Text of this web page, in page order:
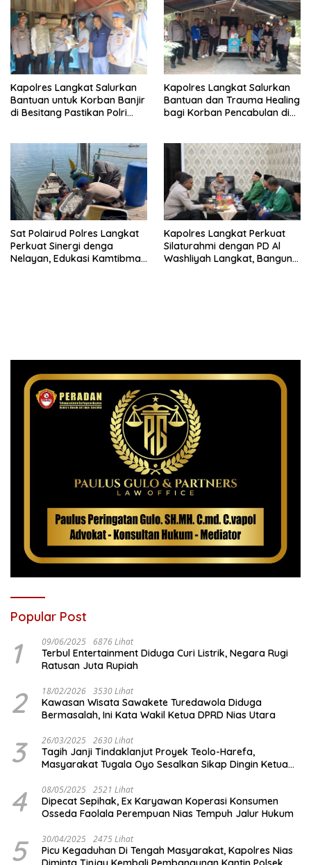
Kapolres Langkat Salurkan
Bantuan untuk Korban Banjir
di Besitang Pastikan Polri
Kapolres Langkat Salurkan
Bantuan dan Trauma Healing
bagi Korban Pencabulan di
Sat Polairud Polres Langkat
Perkuat Sinergi denga
Nelayan, Edukasi Kamtibmas
Kapolres Langkat Perkuat
Silaturahmi dengan PD Al
Washliyah Langkat, Bangun
Popular Post
1 09/06/2025 6876 Lihat
Terbul Entertainment Diduga Curi Listrik, Negara Rugi
Ratusan Juta Rupiah
2 18/02/2026 3530 Lihat
Kawasan Wisata Sawakete Turedawola Diduga
Bermasalah, Ini Kata Wakil Ketua DPRD Nias Utara
3 26/03/2025 2630 Lihat
Tagih Janji Tindaklanjut Proyek Teolo-Harefa,
Masyarakat Tugala Oyo Sesalkan Sikap Dingin Ketua
4 08/05/2025 2521 Lihat
Dipecat Sepihak, Ex Karyawan Koperasi Konsumen
Osseda Faolala Perempuan Nias Tempuh Jalur Hukum
5 30/04/2025 2475 Lihat
Picu Kegaduhan Di Tengah Masyarakat, Kapolres Nias